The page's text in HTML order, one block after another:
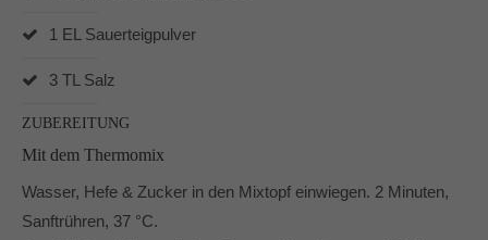
1 EL Sauerteigpulver
3 TL Salz
ZUBEREITUNG
Mit dem Thermomix
Wasser, Hefe & Zucker in den Mixtopf einwiegen. 2 Minuten,
Sanftrühren, 37 °C.